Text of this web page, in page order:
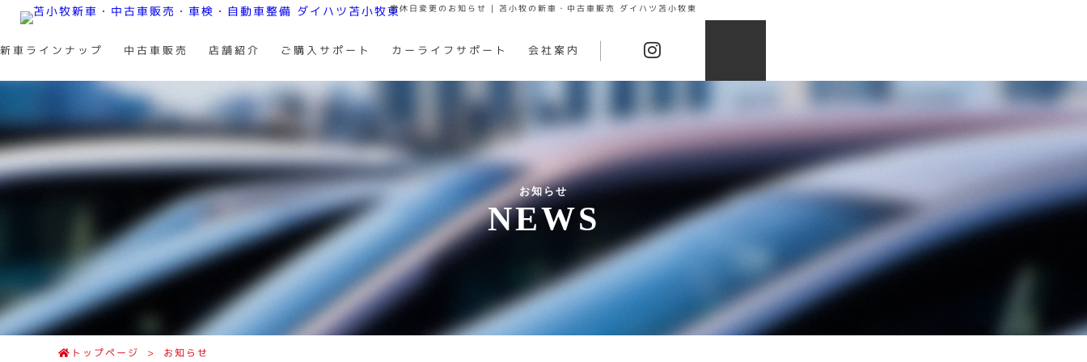
定休日変更のお知らせ | 苫小牧の新車・中古車販売 ダイハツ苫小牧東
新車ラインナップ 中古車販売 店舗紹介 ご購入サポート カーライフサポート 会社案内
お知らせ
NEWS
トップページ > お知らせ